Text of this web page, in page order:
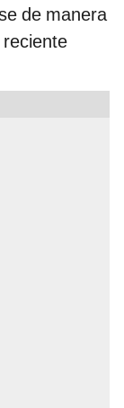
de manera